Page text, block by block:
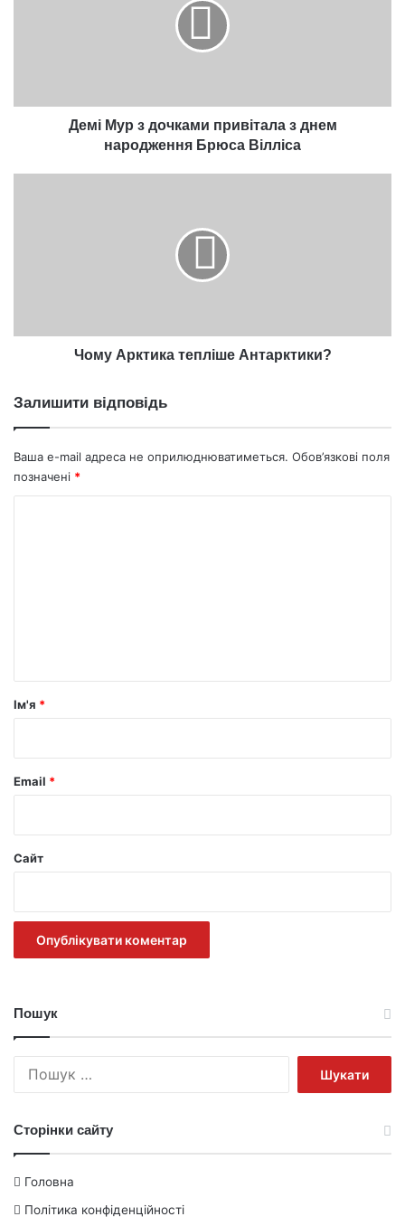
Брюса
Демі Мур з дочками привітала з днем
народження Брюса Вілліса
Чому Арктика тепліше Антарктики?
Залишити відповідь
Ваша e-mail адреса не оприлюднюватиметься. Обов’язкові поля
позначені *
рІм'я *
Email *
Сайт
Пошук
Сторінки сайту
Головна
Політика конфіденційності